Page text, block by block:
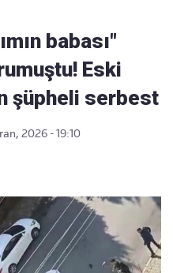
babası"
Eski
şüpheli serbest
2026 - 19:10